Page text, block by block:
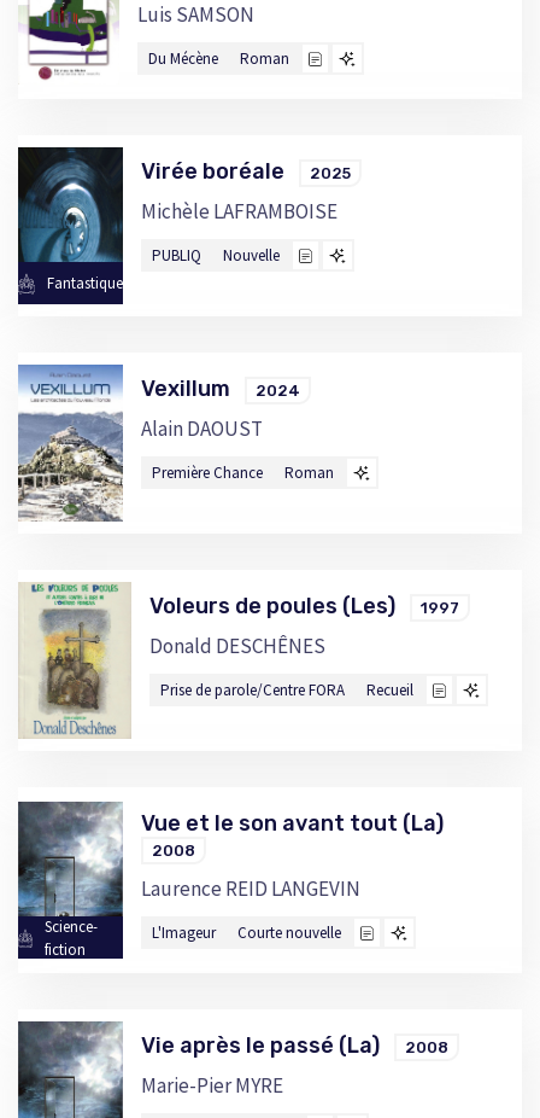
Luis SAMSON
Du Mécène Roman
Fantastique
Virée boréale 2025
Michèle LAFRAMBOISE
PUBLIQ Nouvelle
Vexillum 2024
Alain DAOUST
Première Chance Roman
Voleurs de poules (Les) 1997
Donald DESCHÊNES
Prise de parole/Centre FORA Recueil
Science-
fiction
Vue et le son avant tout (La)
2008
Laurence REID LANGEVIN
L'Imageur Courte nouvelle
Vie après le passé (La) 2008
Marie-Pier MYRE